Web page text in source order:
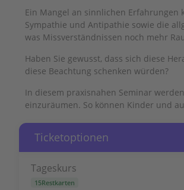
Ein Mangel an sinnlichen Erfahrungen
Sympathie und Antipathie sowie die
was Missverständnissen noch mehr
Haben Sie gewusst, dass sich diese
diese Beachtung schenken würden?
In diesem praxisnahen Seminar
einzuräumen. So können Kinder und
Ticketoptionen
Tageskurs
15Restkarten